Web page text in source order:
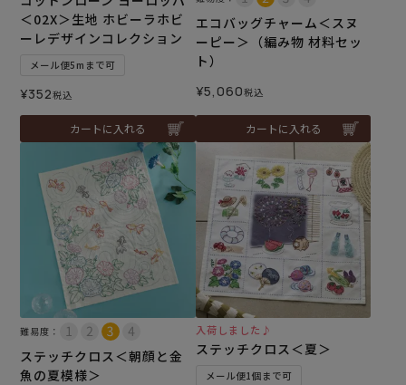
＜02X＞生地 ホビーラホビ
ーレデザインコレクション
メール便5mまで可
¥352税込
カートに入れる
エコバッグチャーム＜スヌ
ーピー＞（編み物 材料セッ
ト）
¥5,060税込
カートに入れる
難易度：
ステッチクロス＜朝顔と金
魚の夏模様＞
入荷しました♪
ステッチクロス＜夏＞
メール便1個まで可